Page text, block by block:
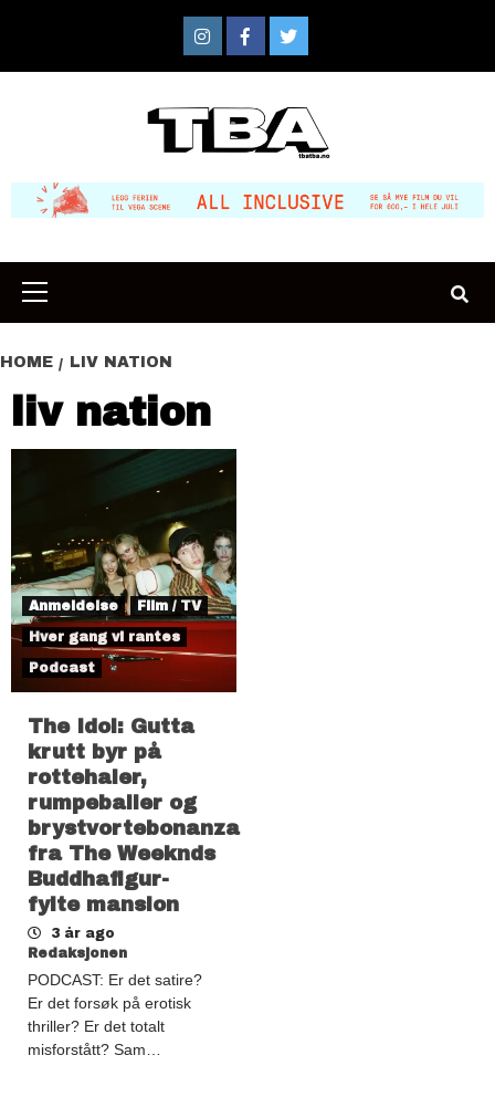
content
InstagramFacebook
Twitter
Primary
Menu
HOME LIV NATION
liv nation
Anmeldelse
Film / TV
Hver gang vi rantes
Podcast
The Idol: Gutta
krutt byr på
rottehaler,
rumpeballer og
brystvortebonanza
fra The Weeknds
Buddhafigur-
fylte mansion
3 år ago
Redaksjonen
PODCAST: Er det satire?
Er det forsøk på erotisk
thriller? Er det totalt
misforstått? Sam…